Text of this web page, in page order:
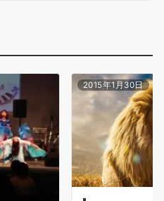
2015年1月30日